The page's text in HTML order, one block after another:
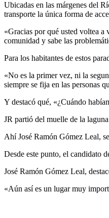
Ubicadas en las márgenes del
transporte la única forma de
«Gracias por qué usted voltea a
comunidad y sabe las
Para los habitantes de estos
«No es la primer vez, ni la
siempre se fija en las personas
Y destacó qué, «¿Cuándo
JR partió del muelle de la
Ahí José Ramón Gómez Leal,
Desde este punto, el candidato
José Ramón Gómez Leal,
«Aún así es un lugar muy